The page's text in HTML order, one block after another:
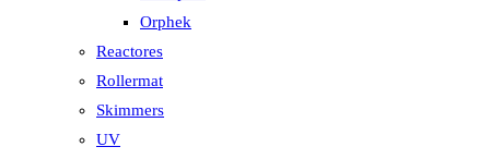
Orphek
Reactores
Rollermat
Skimmers
UV